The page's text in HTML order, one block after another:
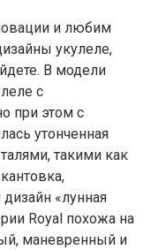
и любим
укулеле,
В модели
с
при этом с
утонченная
такими как
«лунная
Royal похожа на
маневренный и